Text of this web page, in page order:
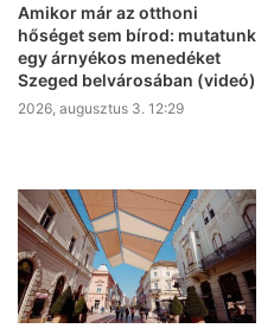
Amikor már az otthoni
hőséget sem bírod: mutatunk
egy árnyékos menedéket
Szeged belvárosában (videó)
2026, augusztus 3. 12:29